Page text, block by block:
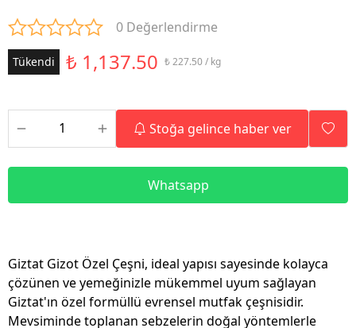
0 Değerlendirme
Tükendi ₺ 1,137.50 ₺ 227.50 / kg
Stoğa gelince haber ver
Whatsapp
Giztat Gizot Özel Çeşni, ideal yapısı sayesinde kolayca
çözünen ve yemeğinizle mükemmel uyum sağlayan
Giztat'ın özel formüllü evrensel mutfak çeşnisidir.
Mevsiminde toplanan sebzelerin doğal yöntemlerle